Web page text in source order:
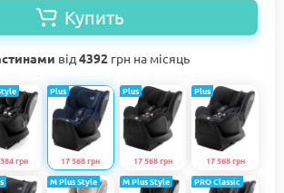
Купить
від4392 грн на місяць
грн 17 568 грн
Plus
17 568 грн
Plus
17 568 грн
Plus
M Plus Style M Plus Style PRO Classic